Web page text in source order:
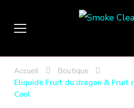
Accueil
Boutique
Eliquide Fruit du dragon & Fruit
Cool